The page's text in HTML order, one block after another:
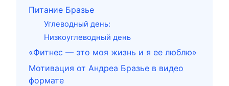
Питание Бразье
Углеводный день:
Низкоуглеводный день
«Фитнес — это моя жизнь и я ее люблю»
Мотивация от Андреа Бразье в видео
формате